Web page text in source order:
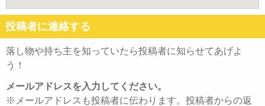
投稿者に連絡する
落し物や持ち主を知っていたら投稿者に知らせてあげよ
う！
メールアドレスを入力してください。
※メールアドレスも投稿者に伝わります。投稿者からの返